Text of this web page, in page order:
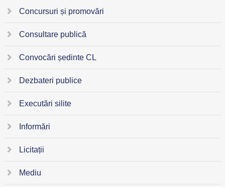
Concursuri și promovări
Consultare publică
Convocări ședinte CL
Dezbateri publice
Executări silite
Informări
Licitații
Mediu